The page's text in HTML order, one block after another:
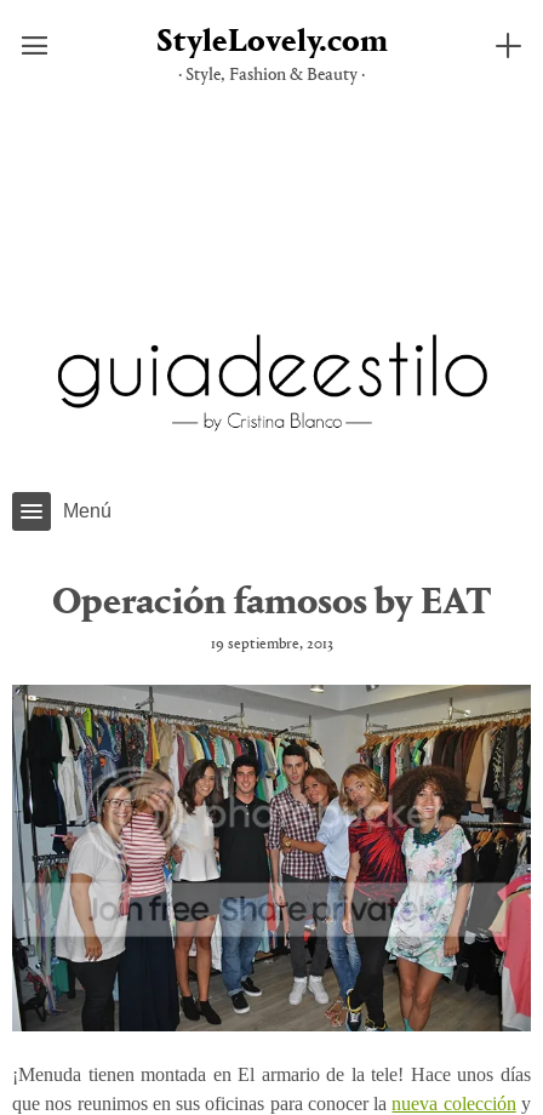
StyleLovely.com
· Style, Fashion & Beauty ·
Menú
Operación famosos by EAT
19 septiembre, 2013
¡Menuda tienen montada en El armario de la tele! Hace unos días
que nos reunimos en sus oficinas para conocer lanueva colección y